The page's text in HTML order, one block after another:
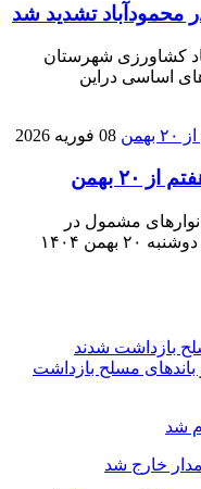
محمودآباد تشدید شد
کشاورزی شهرستان
اساسی دراین
08 فوریه 2026
بهمن
مشمول در
دهک‌های درآمدی چهارم تا هفتم، از فردا دوشنبه ۲۰ بهمن ۱۴۰۴
موساد و ۴ عضو باند‌های مسلح بازداشت
شد